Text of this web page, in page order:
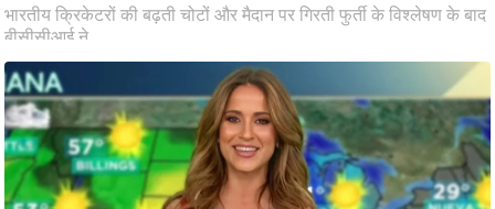
स्थ
ल
व्र
त
त्यो
हा
र